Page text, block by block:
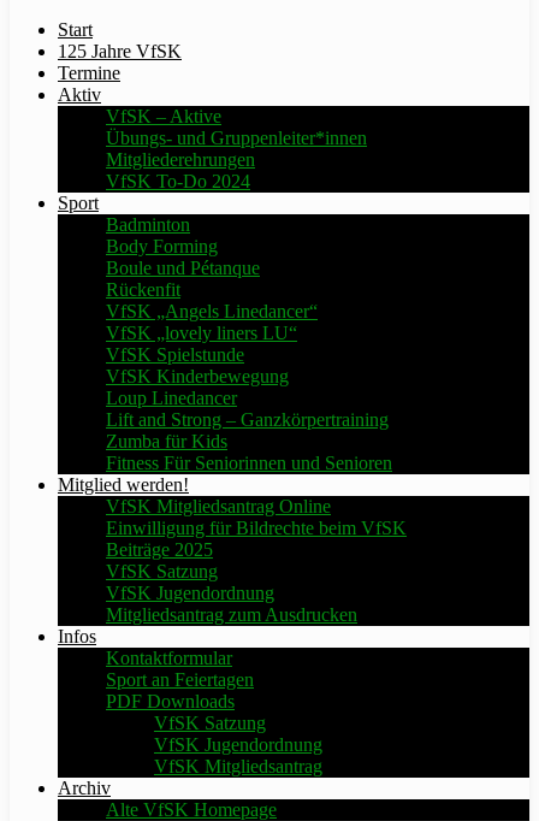
Start
125 Jahre VfSK
Termine
Aktiv
VfSK – Aktive
Übungs- und Gruppenleiter*innen
Mitgliederehrungen
VfSK To-Do 2024
Sport
Badminton
Body Forming
Boule und Pétanque
Rückenfit
VfSK „Angels Linedancer“
VfSK „lovely liners LU“
VfSK Spielstunde
VfSK Kinderbewegung
Loup Linedancer
Lift and Strong – Ganzkörpertraining
Zumba für Kids
Fitness Für Seniorinnen und Senioren
Mitglied werden!
VfSK Mitgliedsantrag Online
Einwilligung für Bildrechte beim VfSK
Beiträge 2025
VfSK Satzung
VfSK Jugendordnung
Mitgliedsantrag zum Ausdrucken
Infos
Kontaktformular
Sport an Feiertagen
PDF Downloads
VfSK Satzung
VfSK Jugendordnung
VfSK Mitgliedsantrag
Archiv
Alte VfSK Homepage